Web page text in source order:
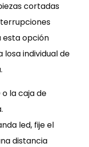
cortadas
esta opción
losa individual de
o la caja de
led, fije el
distancia